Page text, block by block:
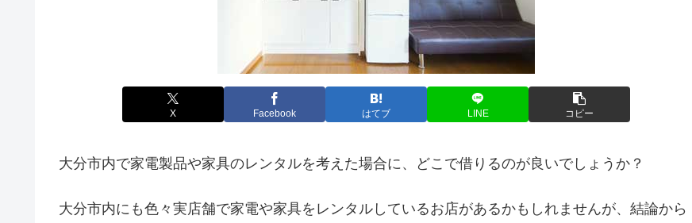
X Facebook はてブ LINE コピー
大分市内で家電製品や家具のレンタルを考えた場合に、どこで借りるのが良いでしょうか？
大分市内にも色々実店舗で家電や家具をレンタルしているお店があるかもしれませんが、結論から